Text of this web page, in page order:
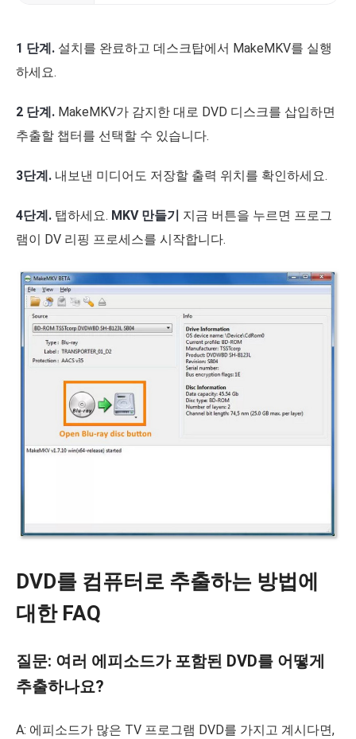
1 단계. 설치를 완료하고 데스크탑에서 MakeMKV를 실행
하세요.
2 단계. MakeMKV가 감지한 대로 DVD 디스크를 삽입하면
추출할 챕터를 선택할 수 있습니다.
3단계. 내보낸 미디어도 저장할 출력 위치를 확인하세요.
4단계. 탭하세요. MKV 만들기 지금 버튼을 누르면 프로그
램이 DV 리핑 프로세스를 시작합니다.
DVD를 컴퓨터로 추출하는 방법에
대한 FAQ
질문: 여러 에피소드가 포함된 DVD를 어떻게
추출하나요?
A: 에피소드가 많은 TV 프로그램 DVD를 가지고 계시다면,